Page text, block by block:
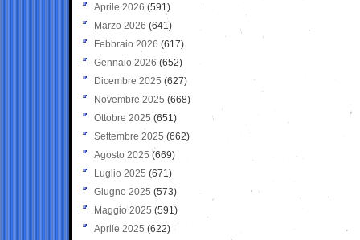
Aprile 2026 (591)
Marzo 2026 (641)
Febbraio 2026 (617)
Gennaio 2026 (652)
Dicembre 2025 (627)
Novembre 2025 (668)
Ottobre 2025 (651)
Settembre 2025 (662)
Agosto 2025 (669)
Luglio 2025 (671)
Giugno 2025 (573)
Maggio 2025 (591)
Aprile 2025 (622)